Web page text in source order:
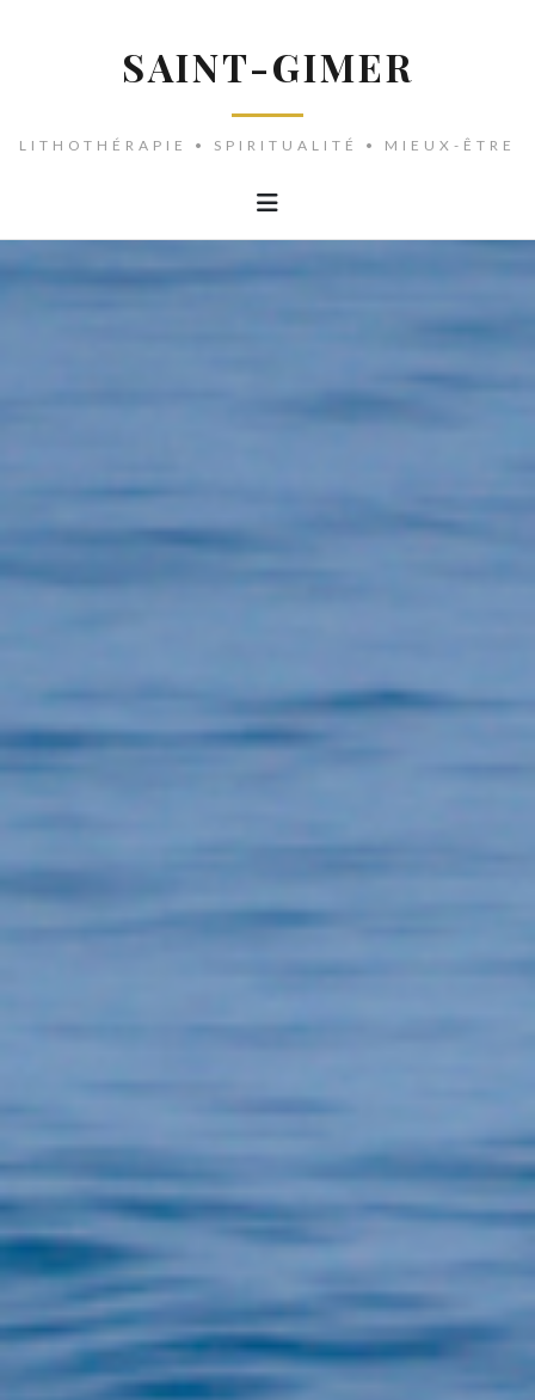
SAINT-GIMER
LITHOTHÉRAPIE • SPIRITUALITÉ • MIEUX-ÊTRE